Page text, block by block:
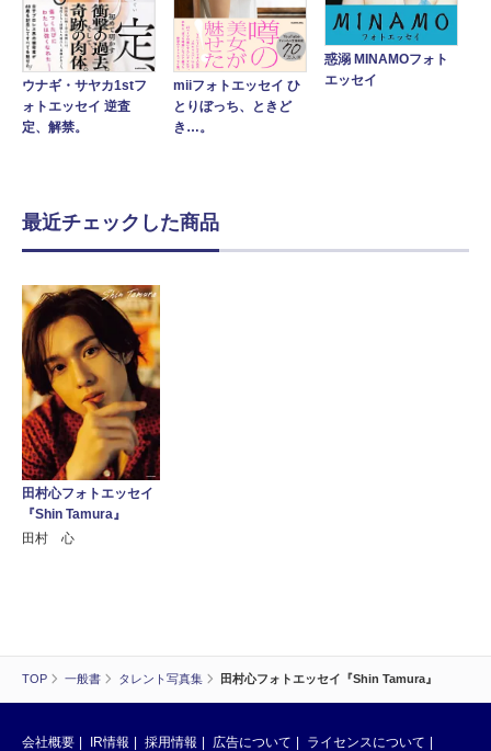
TOP 一般書 タレント写真集 田村心フォトエッセイ『Shin Tamura』
ウナギ・サヤカ1stフ
ォトエッセイ 逆査
定、解禁。
miiフォトエッセイ ひ
とりぼっち、ときど
き…。
惑溺 MINAMOフォト
エッセイ
最近チェックした商品
田村心フォトエッセイ
『Shin Tamura』
田村 心
会社概要 IR情報 採用情報 広告について ライセンスについて